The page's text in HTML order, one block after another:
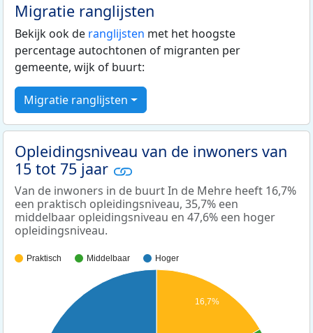
Migratie ranglijsten
Bekijk ook de ranglijsten met het hoogste
percentage autochtonen of migranten per
gemeente, wijk of buurt:
Migratie ranglijsten
Opleidingsniveau van de inwoners van
15 tot 75 jaar
Van de inwoners in de buurt In de Mehre heeft 16,7%
een praktisch opleidingsniveau, 35,7% een
middelbaar opleidingsniveau en 47,6% een hoger
opleidingsniveau.
Praktisch Middelbaar Hoger
16,7%